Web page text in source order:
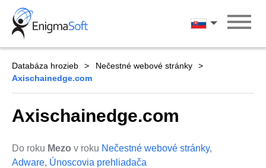
Skip
content
Slovenčina
Databáza hrozieb
Nečestné webové stránky
Axischainedge.com
Axischainedge.com
Do roku Mezo v roku Nečestné webové stránky,
Adware, Únoscovia prehliadača